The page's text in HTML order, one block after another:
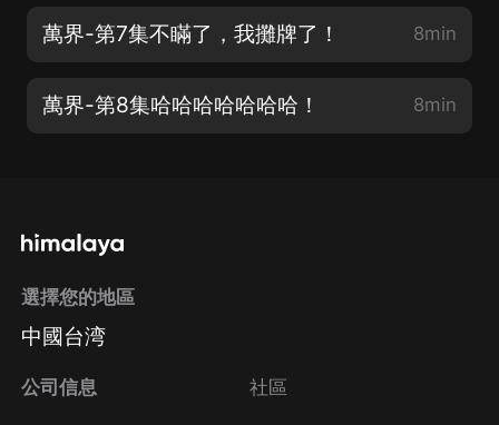
萬界-第7集不瞞了，我攤牌了！ 8min
萬界-第8集哈哈哈哈哈哈哈！ 8min
選擇您的地區
中國台湾
公司信息 社區